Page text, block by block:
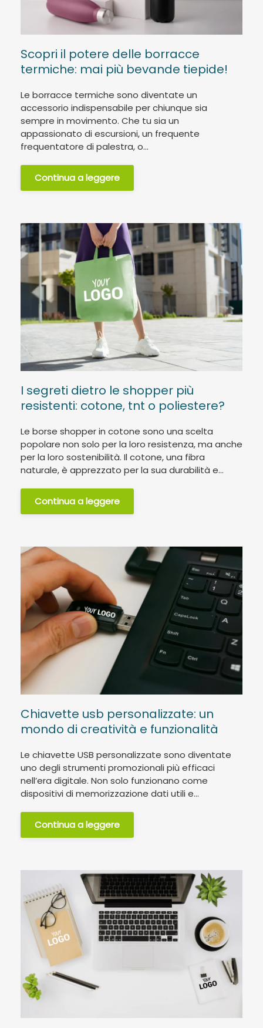
Scopri il potere delle borracce
termiche: mai più bevande tiepide!
Le borracce termiche sono diventate un
accessorio indispensabile per chiunque sia
sempre in movimento. Che tu sia un
appassionato di escursioni, un frequente
frequentatore di palestra, o...
Continua a leggere
I segreti dietro le shopper più
resistenti: cotone, tnt o poliestere?
Le borse shopper in cotone sono una scelta
popolare non solo per la loro resistenza, ma anche
per la loro sostenibilità. Il cotone, una fibra
naturale, è apprezzato per la sua durabilità e...
Continua a leggere
Chiavette usb personalizzate: un
mondo di creatività e funzionalità
Le chiavette USB personalizzate sono diventate
uno degli strumenti promozionali più efficaci
nell’era digitale. Non solo funzionano come
dispositivi di memorizzazione dati utili e...
Continua a leggere